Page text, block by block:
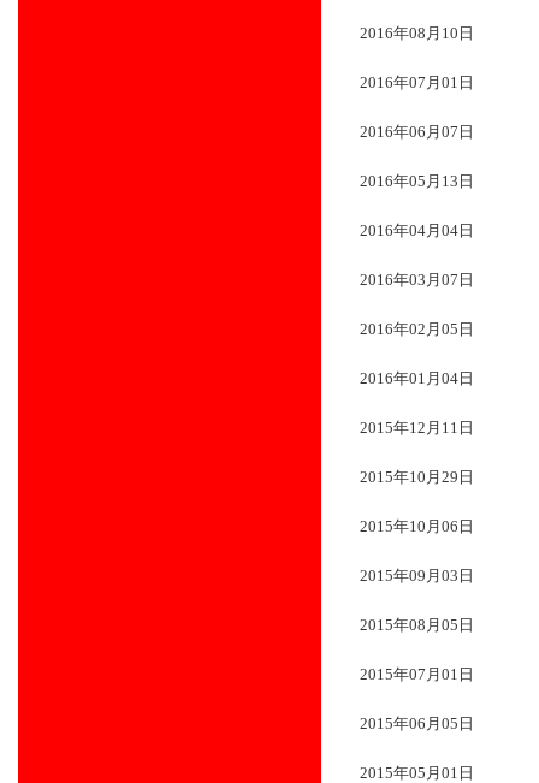
2016年08月10日
2016年07月01日
2016年06月07日
2016年05月13日
2016年04月04日
2016年03月07日
2016年02月05日
2016年01月04日
2015年12月11日
2015年10月29日
2015年10月06日
2015年09月03日
2015年08月05日
2015年07月01日
2015年06月05日
2015年05月01日